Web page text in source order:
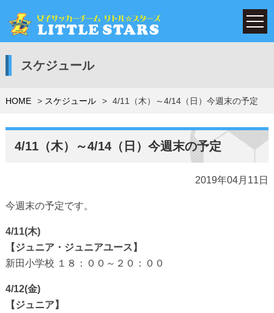
スケジュール
HOME スケジュール 4/11（木）～4/14（日）今週末の予定
4/11（木）～4/14（日）今週末の予定
2019年04月11日
今週末の予定です。
4/11(木)
【ジュニア・ジュニアユース】
新田小学校 １８：００～２０：００
4/12(金)
【ジュニア】